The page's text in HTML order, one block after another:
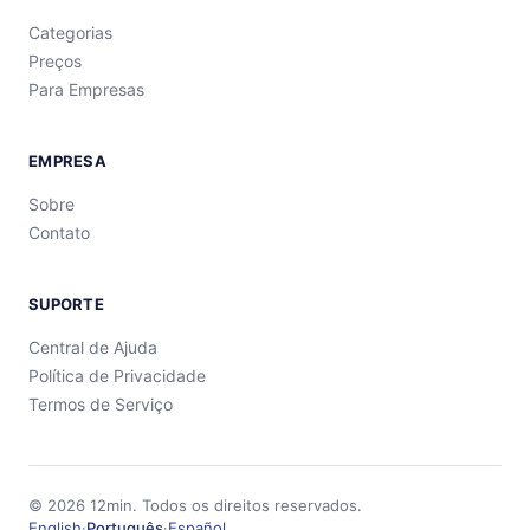
Categorias
Preços
Para Empresas
EMPRESA
Sobre
Contato
SUPORTE
Central de Ajuda
Política de Privacidade
Termos de Serviço
© 2026 12min. Todos os direitos reservados.